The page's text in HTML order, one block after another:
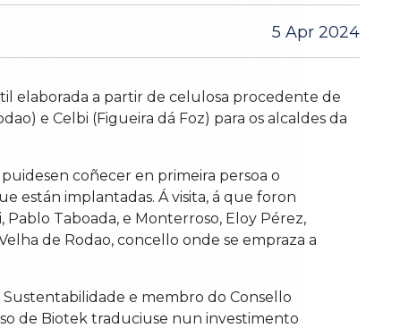
5 Apr 2024
elaborada a partir de celulosa procedente de
e Celbi (Figueira dá Foz) para os alcaldes da
coñecer en primeira persoa o
están implantadas. Á visita, á que foron
Pablo Taboada, e Monterroso, Eloy Pérez,
de Rodao, concello onde se empraza a
e membro do Consello
de Biotek traduciuse nun investimento